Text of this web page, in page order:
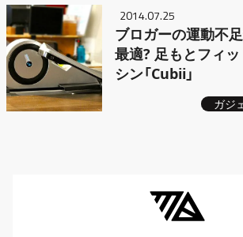
2014.07.25
ブロガーの運動不
最適? 足もとフィ
シン「Cubii」
ガジ